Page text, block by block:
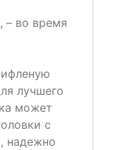
– во время
лучшего
может
с
надежно